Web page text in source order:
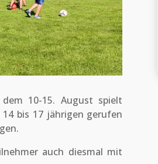
10-15. August spielt
bis 17 jährigen gerufen
auch diesmal mit